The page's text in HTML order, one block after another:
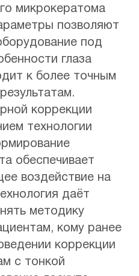
микрокератома
позволяют
под
глаза
к более точным
коррекции
технологии
обеспечивает
воздействие на
даёт
методику
кому ранее
коррекции
с тонкой